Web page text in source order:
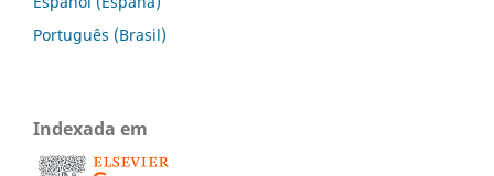
Português (Brasil)
Indexada em